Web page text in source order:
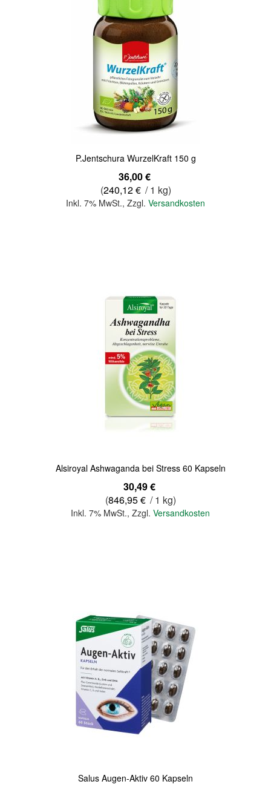
P.Jentschura WurzelKraft 150 g
36,00 €
(240,12 € / 1 kg)
Inkl. 7% MwSt., Zzgl. Versandkosten
Alsiroyal Ashwaganda bei Stress 60 Kapseln
30,49 €
(846,95 € / 1 kg)
Inkl. 7% MwSt.,Zzgl.Versandkosten
Salus Augen-Aktiv 60 Kapseln